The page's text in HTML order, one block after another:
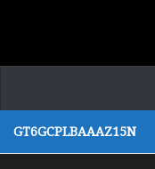
GT6GCPLBAAAZ15N